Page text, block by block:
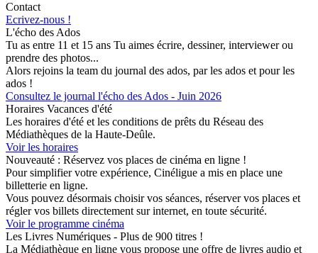
Contact
Ecrivez-nous !
L'écho des Ados
Tu as entre 11 et 15 ans Tu aimes écrire, dessiner, interviewer ou
prendre des photos...
Alors rejoins la team du journal des ados, par les ados et pour les
ados !
Consultez le journal l'écho des Ados - Juin 2026
Horaires Vacances d'été
Les horaires d'été et les conditions de prêts du Réseau des
Médiathèques de la Haute-Deûle.
Voir les horaires
Nouveauté : Réservez vos places de cinéma en ligne !
Pour simplifier votre expérience, Cinéligue a mis en place une
billetterie en ligne.
Vous pouvez désormais choisir vos séances, réserver vos places et
régler vos billets directement sur internet, en toute sécurité.
Voir le programme cinéma
Les Livres Numériques - Plus de 900 titres !
La Médiathèque en ligne vous propose une offre de livres audio et